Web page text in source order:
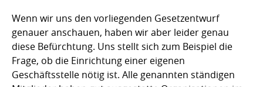
Wenn wir uns den vorliegenden Gesetzentwurf
genauer anschauen, haben wir aber leider genau
diese Befürchtung. Uns stellt sich zum Beispiel die
Frage, ob die Einrichtung einer eigenen
Geschäftsstelle nötig ist. Alle genannten ständigen